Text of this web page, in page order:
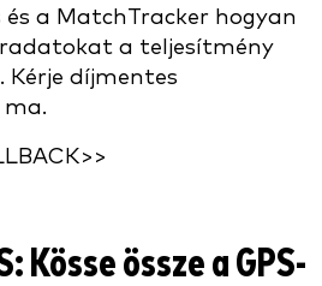
és a MatchTracker hogyan
a teljesítmény
Kérje díjmentes
ma.
: Kösse össze a GPS-